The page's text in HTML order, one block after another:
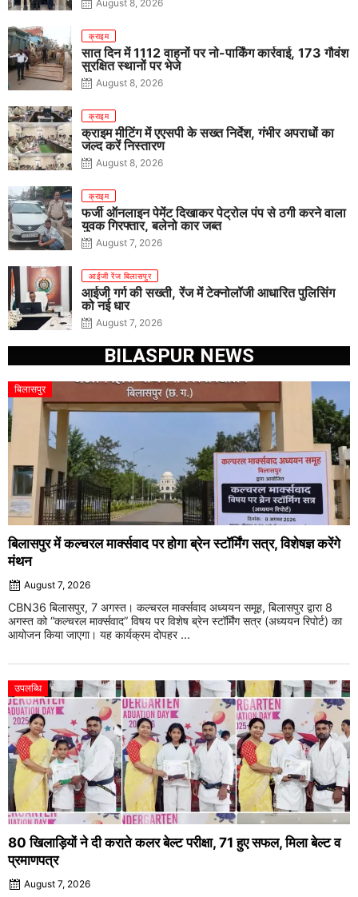
August 8, 2026
क्राइम
सात दिन में 1112 वाहनों पर नो-पार्किंग कार्रवाई, 173 गौवंश
सुरक्षित स्थानों पर भेजे
August 8, 2026
क्राइम
क्राइम मीटिंग में एएसपी के सख्त निर्देश, गंभीर अपराधों का
जल्द करें निस्तारण
August 8, 2026
क्राइम
फर्जी ऑनलाइन पेमेंट दिखाकर पेट्रोल पंप से ठगी करने वाला
युवक गिरफ्तार, बलेनो कार जब्त
August 7, 2026
आईजी रेंज बिलासपुर
आईजी गर्ग की सख्ती, रेंज में टेक्नोलॉजी आधारित पुलिसिंग
को नई धार
August 7, 2026
BILASPUR NEWS
बिलासपुर
बिलासपुर में कल्चरल मार्क्सवाद पर होगा ब्रेन स्टॉर्मिंग सत्र, विशेषज्ञ करेंगे
मंथन
August 7, 2026
CBN36 बिलासपुर, 7 अगस्त। कल्चरल मार्क्सवाद अध्ययन समूह, बिलासपुर द्वारा 8
अगस्त को “कल्चरल मार्क्सवाद” विषय पर विशेष ब्रेन स्टॉर्मिंग सत्र (अध्ययन रिपोर्ट) का
आयोजन किया जाएगा। यह कार्यक्रम दोपहर ...
उपलब्धि
80 खिलाड़ियों ने दी कराते कलर बेल्ट परीक्षा, 71 हुए सफल, मिला बेल्ट व
प्रमाणपत्र
August 7, 2026